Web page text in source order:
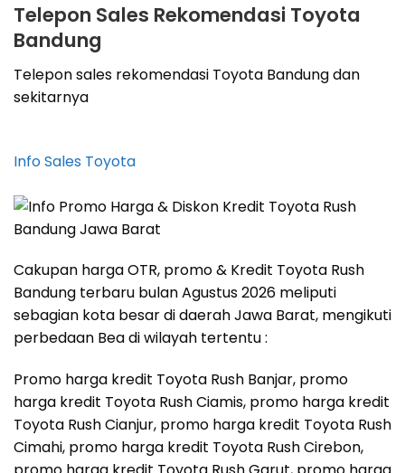
Telepon Sales Rekomendasi Toyota
Bandung
Telepon sales rekomendasi Toyota Bandung dan
sekitarnya
Info Sales Toyota
Cakupan harga OTR, promo & Kredit Toyota Rush
Bandung terbaru bulan Agustus 2026 meliputi
sebagian kota besar di daerah Jawa Barat, mengikuti
perbedaan Bea di wilayah tertentu :
Promo harga kredit Toyota Rush Banjar, promo
harga kredit Toyota Rush Ciamis, promo harga kredit
Toyota Rush Cianjur, promo harga kredit Toyota Rush
Cimahi, promo harga kredit Toyota Rush Cirebon,